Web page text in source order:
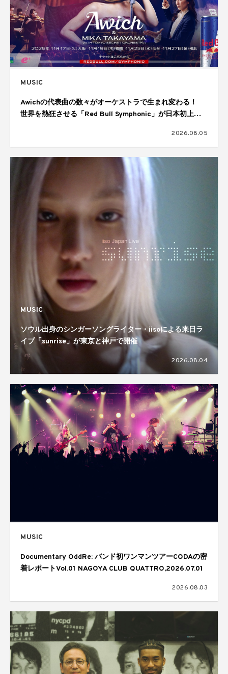
MUSIC
Awichの代表曲の数々がオーケストラで生まれ変わる！
世界を熱狂させる「Red Bull Symphonic」が日本初上
2026.08.05
MUSIC
ソウル出身のシンガーソングライター・iisoによる来日ラ
イブ「sunrise」が東京と神戸で開催
2026.08.04
MUSIC
Documentary OddRe: バンド初ワンマンツアーCODAの密
着レポートVol.01 NAGOYA CLUB QUATTRO,2026.07.01
2026.08.03